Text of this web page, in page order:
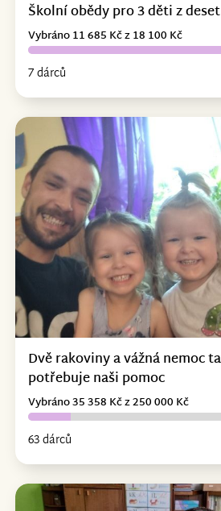
Školní obědy pro 3 děti z
7 dárců
Vybráno 11 685 Kč z 18 100 Kč
Dvě rakoviny a vážná nemoc
potřebuje naši pomoc
63 dárců
Vybráno 35 358 Kč z 250 000 Kč